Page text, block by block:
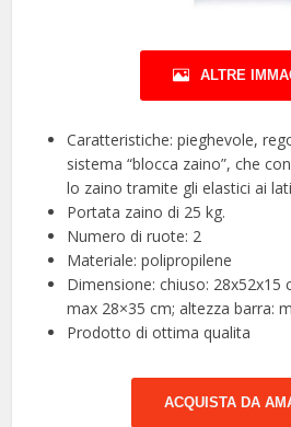
ALTRE
Caratteristiche: pieghevole,
sistema “blocca zaino”, che
lo zaino tramite gli elastici ai lati
Portata zaino di 25 kg.
Numero di ruote: 2
Materiale: polipropilene
Dimensione: chiuso: 28x52x15
max 28×35 cm; altezza barra:
Prodotto di ottima qualita
ACQUISTA DA